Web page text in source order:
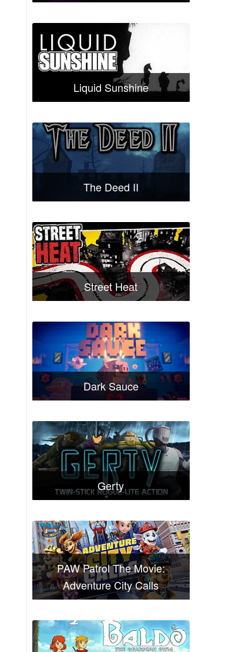
Liquid Sunshine
The Deed II
Street Heat
Dark Sauce
Gerty
PAW Patrol The Movie:
Adventure City Calls